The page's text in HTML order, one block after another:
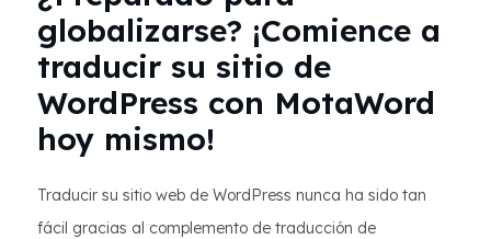
globalizarse? ¡Comience a
traducir su sitio de
WordPress con MotaWord
hoy mismo!
Traducir su sitio web de WordPress nunca ha sido tan
fácil gracias al complemento de traducción de